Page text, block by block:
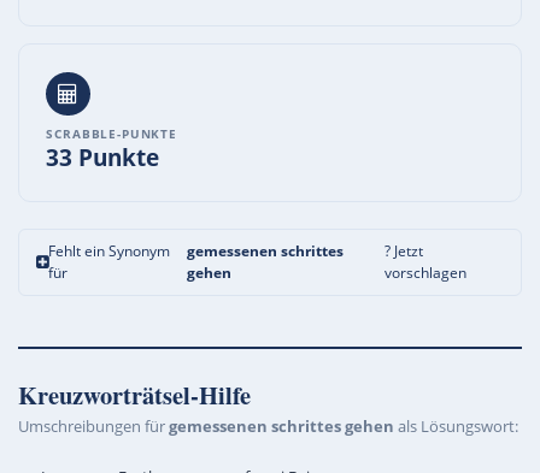
SCRABBLE-PUNKTE
33 Punkte
Fehlt ein Synonym
für
gemessenen schrittes
gehen
? Jetzt
vorschlagen
Kreuzworträtsel-Hilfe
Umschreibungen fürgemessenen schrittes gehen als Lösungswort: